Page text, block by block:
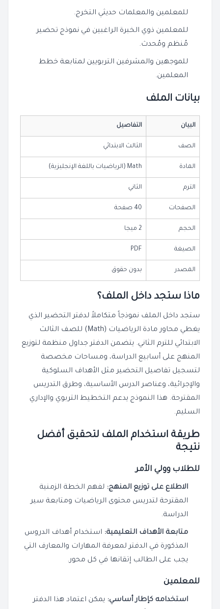
للمعلمين والمعلمات حديثي التخرج.
للمعلمين ذوي الخبرة الراغبين في نموذج تحضير
مُنظم ومُحدث.
للموجهين والمشرفين التربويين لمتابعة خطط
المعلمين.
بيانات الملف
البيان التفاصيل
الصف الثالث الابتدائي
المادة Math (الرياضيات باللغة الإنجليزية)
الترم الثاني
الصفحات 40 صفحة
الحجم 2 ميجا
الصيغة PDF
المصدر بدون حقوق
ماذا ستجد داخل الملف؟
ستجد داخل الملف نموذجاً متكاملاً لدفتر التحضير الذي
يغطي محاور مادة الرياضيات (Math) للصف الثالث
الابتدائي للترم الثاني. يتضمن الدفتر جداول منظمة لتوزيع
المنهج على أسابيع الدراسة، ومساحات مخصصة
لتسجيل تفاصيل التحضير مثل الأهداف السلوكية
والإجرائية، وعناصر الدرس الأساسية، وطرق التدريس
المقترحة. هذا النموذج يدعم التخطيط التربوي والإداري
السليم.
طريقة استخدام الملف لتحقيق أفضل
نتيجة
للطلاب وولي الأمر
الاطلاع على توزيع المنهج: لفهم الخطة الزمنية
المقترحة لتدريس محتوى الرياضيات ومتابعة سير
الدراسة.
متابعة الأهداف التعليمية: استخدام أهداف الدروس
المذكورة في الدفتر لمعرفة المهارات والمعارف التي
يجب على الطالب إتقانها في كل محور.
للمعلمين
استخدامه كإطار أساسي: يمكن اعتماد هذا الدفتر